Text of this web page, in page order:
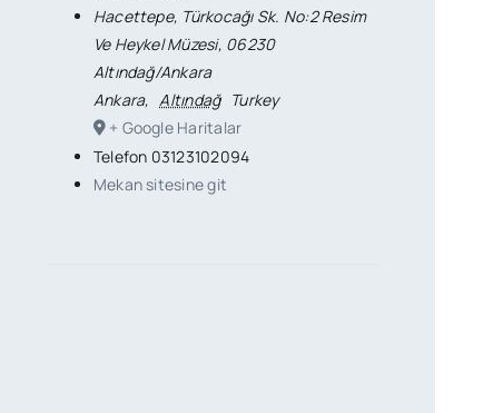
Hacettepe, Türkocağı Sk. No:2 Resim
Ve Heykel Müzesi, 06230
Altındağ/Ankara
Ankara, Altındağ Turkey
+ Google Haritalar
Telefon 03123102094
Mekan sitesine git